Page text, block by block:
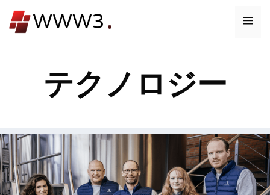
ン
ッ
プ
メ
テクノロジー